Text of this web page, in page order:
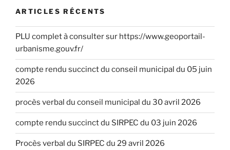
ARTICLES RÉCENTS
PLU complet à consulter sur https://www.geoportail-
urbanisme.gouv.fr/
compte rendu succinct du conseil municipal du 05 juin
2026
procès verbal du conseil municipal du 30 avril 2026
compte rendu succinct du SIRPEC du 03 juin 2026
Procès verbal du SIRPEC du 29 avril 2026